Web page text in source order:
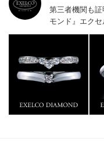
第三者機関も
モンド』 エク
ベルギー発祥
門店としてリ
す。おふたり
い想いで「ヴァ
ナ」「保証内